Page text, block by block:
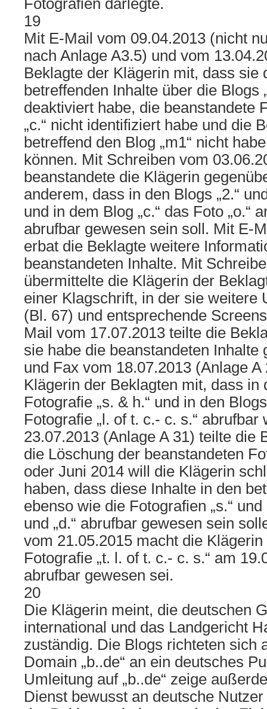
Fotografien darlegte.
19
Mit E-Mail vom 09.04.2013 (nicht
nach Anlage A3.5) und vom
Beklagte der Klägerin mit, dass sie
betreffenden Inhalte über die Blogs
deaktiviert habe, die beanstandete
„c.“ nicht identifiziert habe und die
betreffend den Blog „m1“ nicht
können. Mit Schreiben vom
beanstandete die Klägerin
anderem, dass in den Blogs „2.“
und in dem Blog „c.“ das Foto „o.“
abrufbar gewesen sein soll. Mit E-
erbat die Beklagte weitere
beanstandeten Inhalte. Mit
übermittelte die Klägerin der
einer Klagschrift, in der sie weitere
(Bl. 67) und entsprechende
Mail vom 17.07.2013 teilte die
sie habe die beanstandeten Inhalte
und Fax vom 18.07.2013 (Anlage A
Klägerin der Beklagten mit, dass in
Fotografie „s. & h.“ und in den Blogs
Fotografie „l. of t. c.- c. s.“
23.07.2013 (Anlage A 31) teilte die
die Löschung der beanstandeten
oder Juni 2014 will die Klägerin
haben, dass diese Inhalte in den
ebenso wie die Fotografien „s.“ und
und „d.“ abrufbar gewesen sein
vom 21.05.2015 macht die
Fotografie „t. l. of t. c.- c. s.“ am
abrufbar gewesen sei.
20
Die Klägerin meint, die deutschen
international und das Landgericht
zuständig. Die Blogs richteten sich
Domain „b..de“ an ein deutsches
Umleitung auf „b..de“ zeige
Dienst bewusst an deutsche